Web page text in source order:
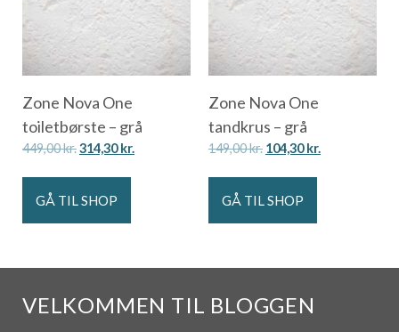
Zone Nova One
toiletbørste – grå
449,00kr.314,30kr.
GÅ TIL SHOP
Zone Nova One
tandkrus – grå
149,00kr. 104,30kr.
GÅ TIL SHOP
VELKOMMEN TIL BLOGGEN